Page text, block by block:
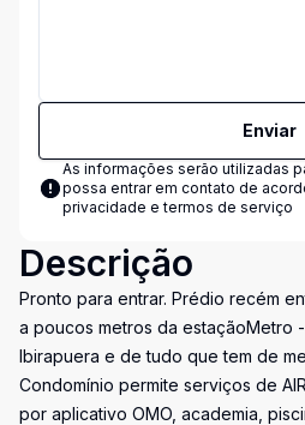
Enviar
As informações serão utilizadas
possa entrar em contato de
privacidade e termos de serviço
Descrição
Pronto para entrar. Prédio recém
a poucos metros da estaçãoMetro
Ibirapuera e de tudo que tem de
Condomínio permite serviços de
por aplicativo OMO, academia,